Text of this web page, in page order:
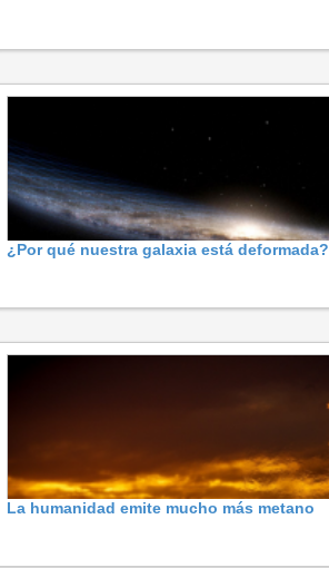
¿Por qué nuestra galaxia está deformada?
La humanidad emite mucho más metano